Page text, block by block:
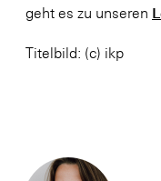
geht es zu unseren
Titelbild: (c) ikp